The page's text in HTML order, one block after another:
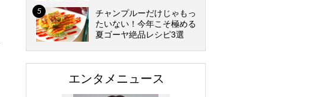
チャンプルーだけじゃもっ
たいない！今年こそ極める
夏ゴーヤ絶品レシピ3選
エンタメニュース